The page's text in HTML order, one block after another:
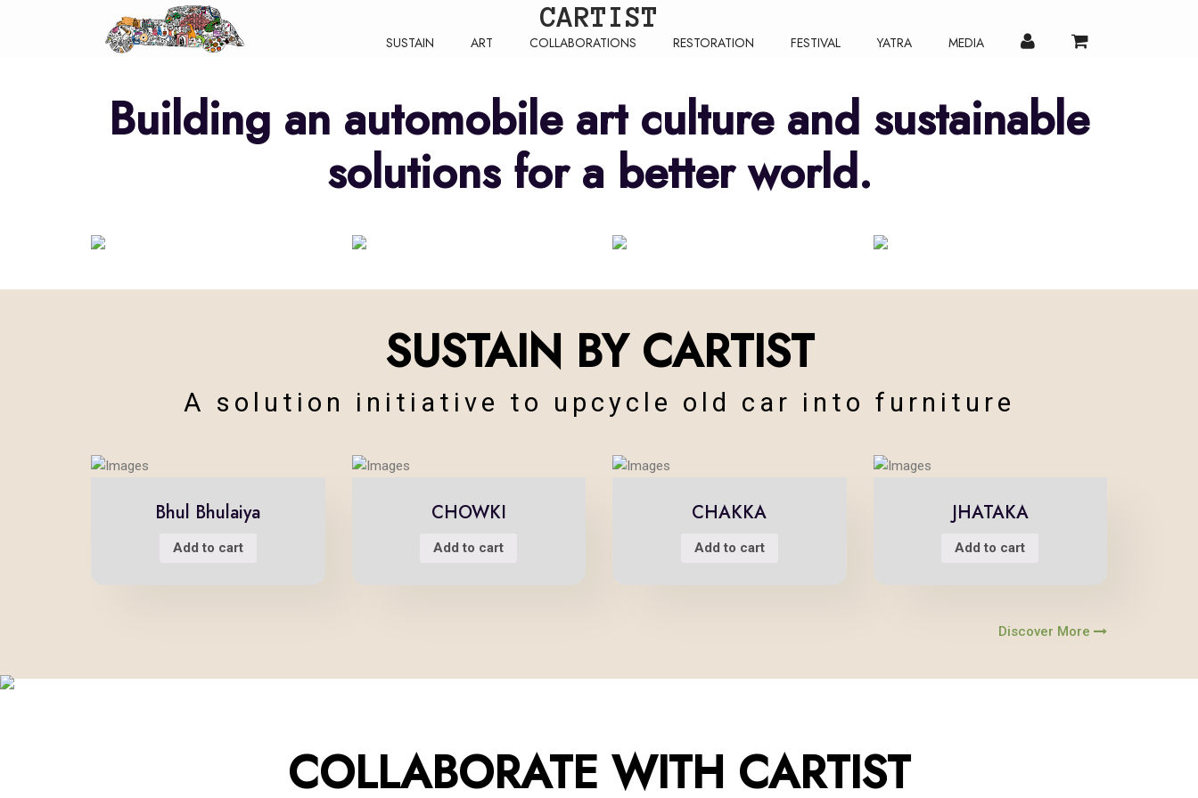
CARTIST
SUSTAIN ART COLLABORATIONS RESTORATION FESTIVAL YATRA MEDIA
Building an automobile art culture and sustainable
solutions for a better world.
SUSTAIN BY CARTIST
A solution initiative to upcycle old car into furniture
Bhul Bhulaiya
Add to cart
CHOWKI
Add to cart
CHAKKA
Add to cart
JHATAKA
Add to cart
Discover More
Restoring and preserving the automobile history of india
COLLABORATE WITH CARTIST